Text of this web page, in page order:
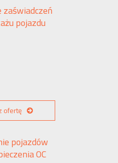
pojazdu
ofertę
pojazdów
OC